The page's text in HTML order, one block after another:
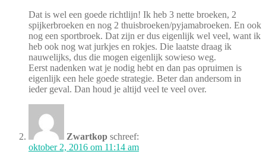
Dat is wel een goede richtlijn! Ik heb 3 nette broeken, 2
spijkerbroeken en nog 2 thuisbroeken/pyjamabroeken. En ook
nog een sportbroek. Dat zijn er dus eigenlijk wel veel, want ik
heb ook nog wat jurkjes en rokjes. Die laatste draag ik
nauwelijks, dus die mogen eigenlijk sowieso weg.
Eerst nadenken wat je nodig hebt en dan pas opruimen is
eigenlijk een hele goede strategie. Beter dan andersom in
ieder geval. Dan houd je altijd veel te veel over.
Zwartkop schreef:
oktober 2, 2016 om 11:14 am